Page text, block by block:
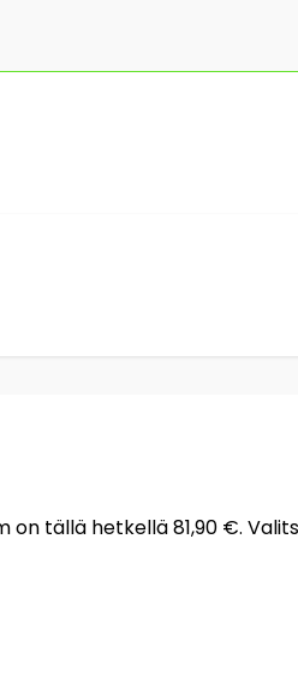
tällä hetkellä 81,90 €.